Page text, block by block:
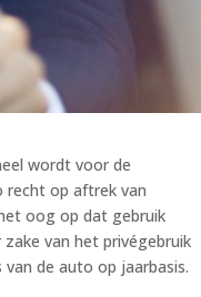
wordt voor de
recht op aftrek van
oog op dat gebruik
van het privégebruik
de auto op jaarbasis.